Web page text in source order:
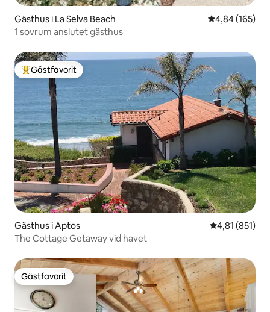
Gästhus i La Selva Beach 4,84 av 5 i
4,84 (165)
1 sovrum anslutet gästhus
Populär gästfavorit
Gästfavorit
Gästhus i Aptos 4,81 av 5 i
4,81 (851)
The Cottage Getaway vid havet
Gästfavorit
Gästfavorit